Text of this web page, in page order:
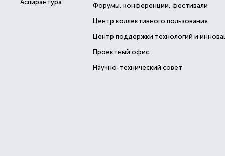
Аспирантура Форумы, конференции, фестивали
Центр коллективного пользования
Центр поддержки технологий и
Проектный офис
Научно-технический совет